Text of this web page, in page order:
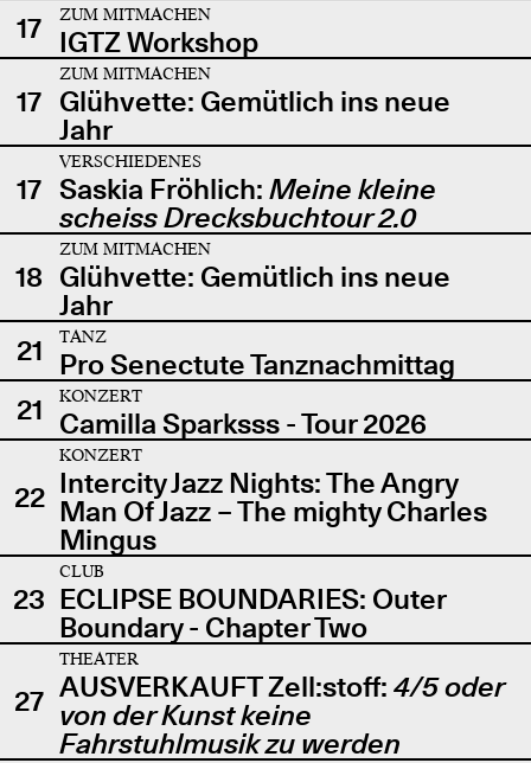
17
ZUM MITMACHEN
IGTZ Workshop
17
ZUM MITMACHEN
Glühvette: Gemütlich ins neue
Jahr
17
VERSCHIEDENES
Saskia Fröhlich: Meine kleine
scheiss Drecksbuchtour 2.0
18
ZUM MITMACHEN
Glühvette: Gemütlich ins neue
Jahr
21
TANZ
Pro Senectute Tanznachmittag
21
KONZERT
Camilla Sparksss - Tour 2026
22
KONZERT
Intercity Jazz Nights: The Angry
Man Of Jazz – The mighty Charles
Mingus
23
CLUB
ECLIPSE BOUNDARIES: Outer
Boundary - Chapter Two
27
THEATER
AUSVERKAUFT Zell:stoff: 4/5 oder
von der Kunst keine
Fahrstuhlmusik zu werden